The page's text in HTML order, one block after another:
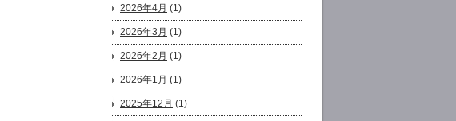
2026年4月 (1)
2026年3月 (1)
2026年2月 (1)
2026年1月 (1)
2025年12月 (1)